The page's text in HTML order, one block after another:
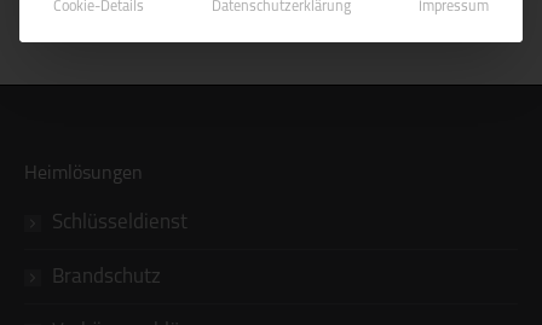
Heimlösungen
Schlüsseldienst
Brandschutz
Cookie-Details Datenschutzerklärung Impressum